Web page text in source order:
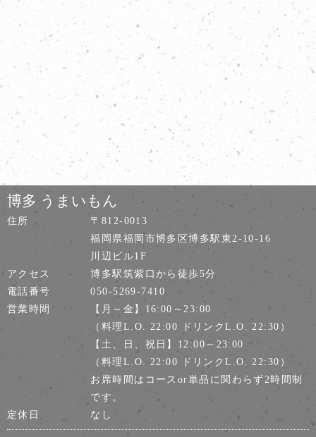
博多 うまいもん
住所
〒812-0013
福岡県福岡市博多区博多駅東2-10-16
川辺ビル1F
アクセス
博多駅筑紫口から徒歩5分
電話番号
050-5269-7410
営業時間
【月～金】16:00～23:00
（料理L.O. 22:00 ドリンクL.O. 22:30）
【土、日、祝日】12:00～23:00
（料理L.O. 22:00 ドリンクL.O. 22:30）
お席時間はコースor単品に関わらず2時間制
です。
定休日
なし